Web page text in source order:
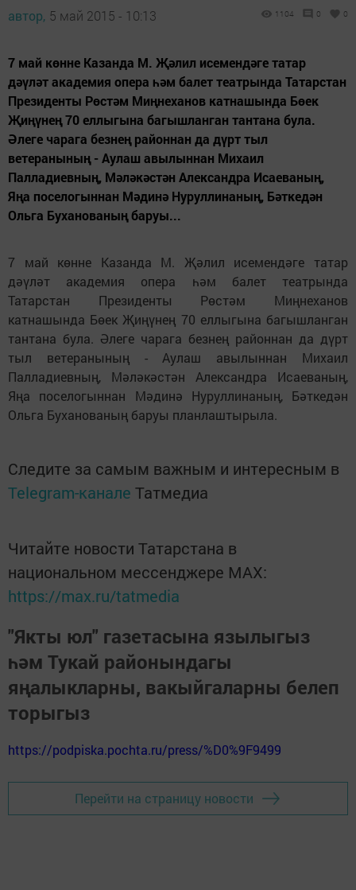
автор, 5 май 2015 - 10:13 1104 0 0
7 май көнне Казанда М. Җәлил исемендәге татар
дәүләт академия опера һәм балет театрында Татарстан
Президенты Рөстәм Миңнеханов катнашында Бөек
Җиңүнең 70 еллыгына багышланган тантана була.
Әлеге чарага безнең районнан да дүрт тыл
ветеранының - Аулаш авылыннан Михаил
Палладиевның, Мәләкәстән Александра Исаеваның,
Яңа поселогыннан Мәдинә Нуруллинаның, Бәткедән
Ольга Буханованың баруы...
7 май көнне Казанда М. Җәлил исемендәге татар
дәүләт академия опера һәм балет театрында
Татарстан Президенты Рөстәм Миңнеханов
катнашында Бөек Җиңүнең 70 еллыгына багышланган
тантана була. Әлеге чарага безнең районнан да дүрт
тыл ветеранының - Аулаш авылыннан Михаил
Палладиевның, Мәләкәстән Александра Исаеваның,
Яңа поселогыннан Мәдинә Нуруллинаның, Бәткедән
Ольга Буханованың баруы планлаштырыла.
Следите за самым важным и интересным в
Telegram-канале Татмедиа
Читайте новости Татарстана в
национальном мессенджере MАХ:
https://max.ru/tatmedia
"Якты юл" газетасына язылыгыз
һәм Тукай районындагы
яңалыкларны, вакыйгаларны белеп
торыгыз
https://podpiska.pochta.ru/press/%D0%9F9499
Перейти на страницу новости